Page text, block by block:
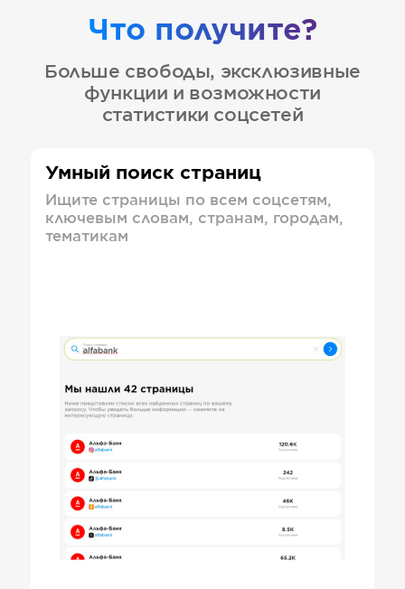
Что получите?
Больше свободы, эксклюзивные
функции и возможности
статистики соцсетей
Умный поиск страниц
Ищите страницы по всем соцсетям,
ключевым словам, странам, городам,
тематикам